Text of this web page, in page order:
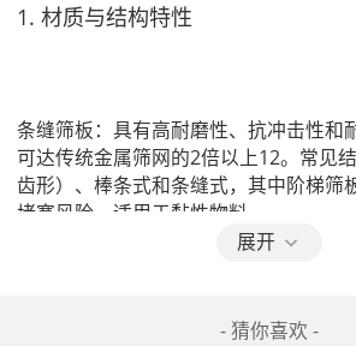
材质与结构特性
条缝筛板：具有高耐磨性、抗冲击性和
可达传统金属筛网的2倍以上‌12。常见结构包括阶梯形（梳
齿形）、棒条式和条缝式，其中阶梯筛
3；部分型号支持0.025mm-20mm的细
展开
- 猜你喜欢 -